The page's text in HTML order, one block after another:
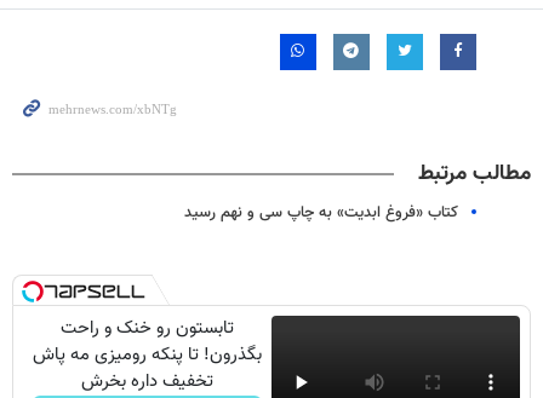
مطالب مرتبط
کتاب «فروغ ابدیت» به چاپ سی و نهم رسید
تابستون رو خنک و راحت
بگذرون! تا پنکه رومیزی مه پاش
تخفیف داره بخرش